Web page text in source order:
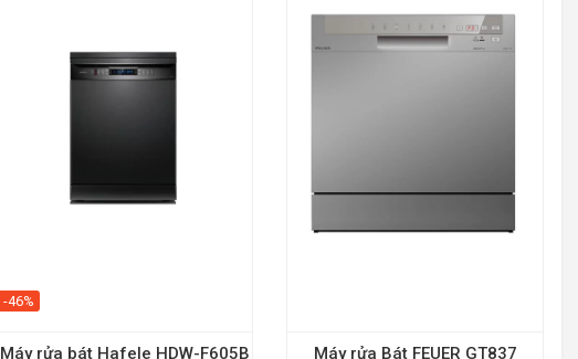
-46%
Máy rửa bát Hafele HDW-F605B Máy rửa Bát FEUER GT837